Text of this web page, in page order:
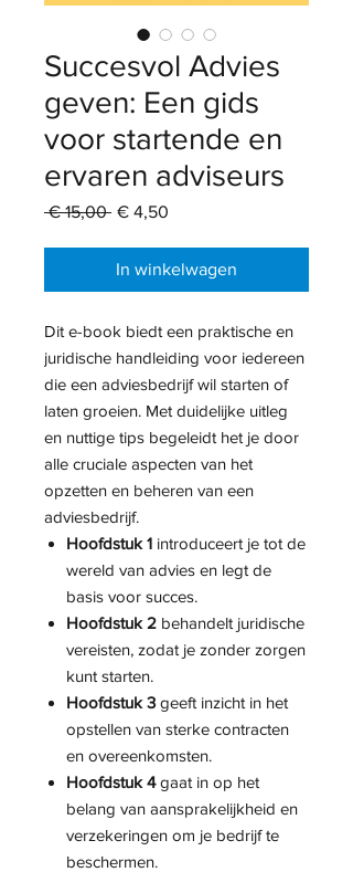
Succesvol Advies
geven: Een gids
voor startende en
ervaren adviseurs
€ 15,00 Normale
€ 4,50
In winkelwagen
Dit e-book biedt een praktische en
juridische handleiding voor iedereen
die een adviesbedrijf wil starten of
laten groeien. Met duidelijke uitleg
en nuttige tips begeleidt het je door
alle cruciale aspecten van het
opzetten en beheren van een
adviesbedrijf.
Hoofdstuk 1 introduceert je tot de
wereld van advies en legt de
basis voor succes.
Hoofdstuk 2 behandelt juridische
vereisten, zodat je zonder zorgen
kunt starten.
Hoofdstuk 3 geeft inzicht in het
opstellen van sterke contracten
en overeenkomsten.
Hoofdstuk 4gaat in op het
belang van aansprakelijkheid en
verzekeringen om je bedrijf te
beschermen.